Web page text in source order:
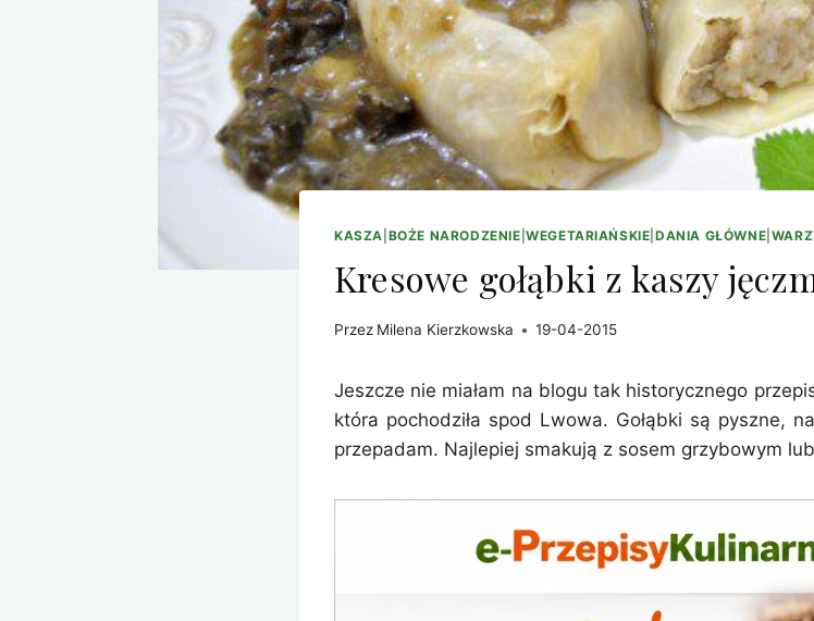
KASZA BOŻE NARODZENIE |WEGETARIAŃSKIE |DANIA GŁÓWNE
Kresowe gołąbki z kaszy
Przez Milena Kierzkowska 19-04-2015
Jeszcze nie miałam na blogu tak historycznego
która pochodziła spod Lwowa. Gołąbki są pyszne,
przepadam. Najlepiej smakują z sosem grzybowym